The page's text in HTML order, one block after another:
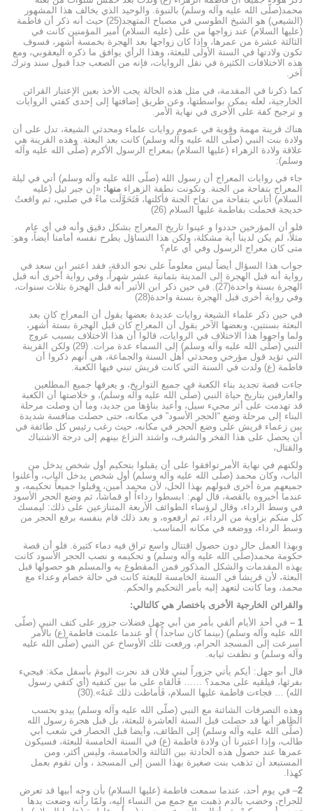
محمد(صلّى الله عليه وآله وسلم) بالنبوة. والوحيد الذي يخالف هذا المشهور
(الشيعي) هو الشيخ الطوسي في مصباح المتهجد(25) حيث أنه ذكر أن فاطمة
(عليها السلام) عند زواجها من على (عليه السلام) أمير المؤمنين كانت في
الثالثة عشرة من عمرها، وإذا كان زواجها بعد الهجرة بخمسة أشهر، فسوف
تكون ولادتها في السنة الأولى للبعثة، وهذا الرأي يوافق ما ذكره اليعقوبي، ومع
هذه الاختلافات الكثيرة في نقل الروايات، فإنه من الصعب جدا قبول سند وترك
آخر.
كما ذكرنا في المقدمة، في مثل هذه الحالة يجب الأخذ بعين الإعتبار القرائن
الخارجية، لعله يمكن بواسطتها، وعن طريق إضافتها إلى إحدی کفتي الروايات
و ترجیح كفة على الأخرى في نهاية الأمر.
هناك قرينة مهمة وقوية في عموم روایات علماء ومحدثي الشيعة، تدل على أن
ولادة بنت النبي (صلّى الله عليه وآله وسلم) کانت بعد البعثة. وهذه القرينة هي
علاقة ولادة الزهراء (عليها السلام) بمعراج الرسول الأكرم (صلّى الله عليه وآله
وسلم):
جاء في روايات المعراج أن رسول الله (صلّى الله عليه وآله وسلم) أتي في ليلة
المعراج بتفاحة من الجنة. وتكونت نطفة الزهراء منها: «إن جبر ئیل (عليه
السلام) أتاني بتفاحة من تفاح الجنة فأكلتها، فَتَحَوَّلَت ماءً في صلبي، ثم واقعتُ
خديجة فحملت بفاطمة عليها السلام (26)
فلو أن المؤرخين حددوا و عینوا تاريخ المعراج بشكل دقيق وأنه في أي عام
مثلاً، لم يكن لدينا أية مشكلة، ولكن هذا التساؤل يطرح نفسه أمامنا أيضاً، وهو:
متى كان معراج الرسول وفي أي عام؟
جواب هذا السؤال أيضاً ليس معلوماً على نحو الدقة، فقد اعتبر ابن سعد في
رواية أنه قبل الهجرة إلى المدينة بثمانية عشر شهراً، وفي رواية أخرى أنه قبل
الهجرة بسنة واحدة(27). في حين ذكر ابن الأثير أنه قبل الهجرة بثلاث سنوات،
وفي رواية أخرى قبل الهجرة بسنة واحدة(28)
في حين ذكر علماء الشيعة روایات عديدة بعضها يقول أن المعراج کان بعد
البعثة بسنتين، وبعضها الآخر يقول أن المعراج کان قبل الهجرة بستة أشهر،
ولما واجهوا هذا الاختلاف في الروايات، قالوا أن هذا الاختلاف بسبب عروج
النبي (صلّى الله عليه وآله وسلم) إلى السماء عدة مرات. (29) ولكن القرينة
التي تؤيد قول مؤرخي ومحدثي أهل السنة والجماعة، هي أنهم ذكروا أن
فاطمة (ع) ولدت في السنة التي كانت قريش تبني فيها الكعبة.
جاءت قصة تجديد بناء الكعبة في جميع التواریخ، و يعرفها جميع المطلعين
والعارفين بتاريخ حياة النبي (صلّى الله عليه وآله وسلم)، و خلاصتها أن الكعبة
قد تهدمت على أثر مجيء سيل، وأعيد بناؤها من جديد، وما أن وصلت مرحلة
البناء إلى مرحلة وضع “الحجر الأسود” في مكانه، حتى حصلت منافسة شديدة
بين زعماء قريش على وضع الحجر في مكانه، حيث رغب رئیس کل طائفة في
أن يحصل على هذا الفخر والشرف، واشتد النزاع بينهم إلى درجة الاشتباك
والقتال،
ولكنهم في نهاية الأمر توافقوا على أن يقبلوا بتحكيم أول شخص يدخل من
الباب، وكان محمد (صلّى الله عليه وآله وسلم) أول شخص يدخل الباب، وأعلنوا
جميعهم مرة أخرى قبولهم بهذا الحل، لأن محمد أمين، وقبلوا جميعاً تحكيمه، و
عندما أخبروه بالقصة، قال لهم: ابسطوا رداءاً أو قماشاً، ثم وضع الحجر الأسود
في وسط الرداء، وقال لرؤساء الطوائف الأربعة المتنازعين على ذلك: ليمسك
كل منكم بزاوية من الرداء، ثم ارفعوه، و بعد ذلك قام بنفسه برفع الحجر من
وسط الرداء، ووضعه في مكانه المناسب.
وبهذا العمل حال دون حصول اقتتال واسع تراق فيه دماء كثيرة. فلو أن قصة
حكومة محمد(صلّى الله عليه وآله وسلم) و تحکیمه و نصب الحجر الأسود کانت
بهذه المقدمات والشكل المذكور فمن المقطوع به والمسلم هو حصولها قبل
البعثة، لأن قريشاً في السنة الخامسة للبعثة كانت في حالة خصام وعداء مع
محمد، وما كانت لتعهد إليه بأمر التحكيم والحكم.
والقرائن الخارجية الأخرى باختصار هي كالتالي:
1 –
في أحد الأيام ألقي بأمر من أبي جهل فضلات جزور على كتف النبي (صلّى
الله عليه وآله وسلم) (بينما كان ساجداً ) أو عندما علمت فاطمة (ع) بالأمر
أسرعت إلى المسجد الحرام، ورفعت تلك الأوساخ عن النبي (صلّى الله عليه
وآله وسلم) و نظفت ثيابه.
قال أبو جهل: أيكم يأتي جزوراً لبني فلان قد نحرت اليومَ بأسفل مكة: فيجيء
بفرثها، فيلقيه على محمد؟ …… فَألقاه على ما بين كتفيه (أي كتفي رسول
الله) … فجاءت فاطمة عليها السلام، فَأماطت ذلك عَنهُ».(30)
وهذه التصرفات الشائنة مع النبي (صلّى الله عليه وآله وسلم) يیدو بحسب
الظاهر أنها قد حصلت قبل السنة العاشرة للبعثة، بل قبل هجرة رسول الله
(صلّى الله عليه وآله وسلم) إلى الطائف، وأيضا قبل الحصار في شعب أبي
طالب، وإذا اعتبرنا أن ولادة فاطمة (ع) في السنة الخامسة للبعثة، فسيكون
عمرها عند حصول هذه الحادثة بين الثالثة والخامسة، وليس أكثر، ومن
المستبعد أن تذهب بنت صغيرة بهذا السن إلى المسجد ، وأن تقوم بعمل
كهذا.
2– في يوم أحد، عندما سمعت فاطمة (عليها السلام) بأن وجه أبيها قد تعرض
للجراح، وخضب بالدم ذهبت مع جمع من النساء إليه، ولمّا رأته وضعت يدها